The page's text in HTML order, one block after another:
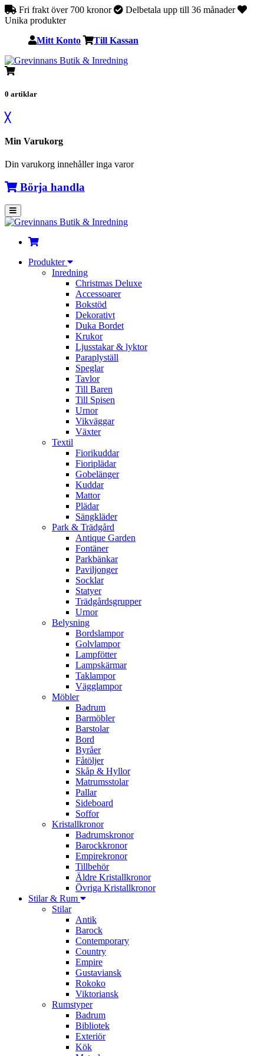
Fri frakt över 700 kronor
Delbetala upp till 36 månader
Unika produkter
Mitt Konto Till Kassan
0 artiklar
╳
Min Varukorg
Din varukorg innehåller inga varor
Börja handla
Produkter
Inredning
Christmas Deluxe
Accessoarer
Bokstöd
Dekorativt
Duka Bordet
Krukor
Ljusstakar & lyktor
Paraplyställ
Speglar
Tavlor
Till Baren
Till Spisen
Urnor
Vikväggar
Växter
Textil
Fiorikuddar
Fioriplädar
Gobelänger
Kuddar
Mattor
Plädar
Sängkläder
Park & Trädgård
Antique Garden
Fontäner
Parkbänkar
Paviljonger
Socklar
Statyer
Trädgårdsgrupper
Urnor
Belysning
Bordslampor
Golvlampor
Lampfötter
Lampskärmar
Taklampor
Vägglampor
Möbler
Badrum
Barmöbler
Barstolar
Bord
Byråer
Fåtöljer
Skåp & Hyllor
Matrumsstolar
Pallar
Sideboard
Soffor
Kristallkronor
Badrumskronor
Barockkronor
Empirekronor
Tillbehör
Äldre Kristallkronor
Övriga Kristallkronor
Stilar & Rum
Stilar
Antik
Barock
Contemporary
Country
Empire
Gustaviansk
Rokoko
Viktoriansk
Rumstyper
Badrum
Bibliotek
Exteriör
Kök